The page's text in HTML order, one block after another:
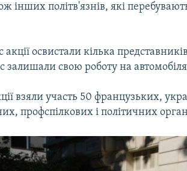
інших політв'язнів, які
освистали кілька представників
залишали свою роботу на
взяли участь 50 французьких,
профспілкових і політичних